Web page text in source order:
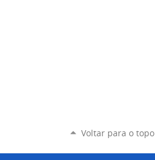
Voltar para o topo